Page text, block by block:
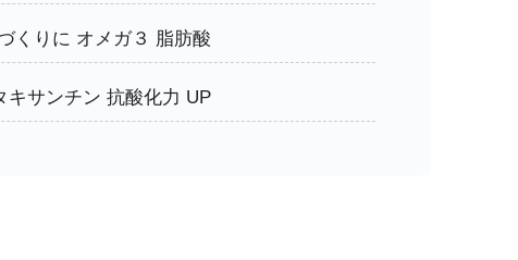
くりに オメガ３ 脂肪酸
キサンチン 抗酸化力 UP